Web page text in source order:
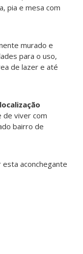
pia e mesa com
murado e
para o uso,
de lazer e até
localização
de viver com
bairro de
esta aconchegante